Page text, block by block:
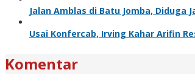
Jalan Amblas di Batu Jomba, Diduga
Usai Konfercab, Irving Kahar Arifin
Komentar